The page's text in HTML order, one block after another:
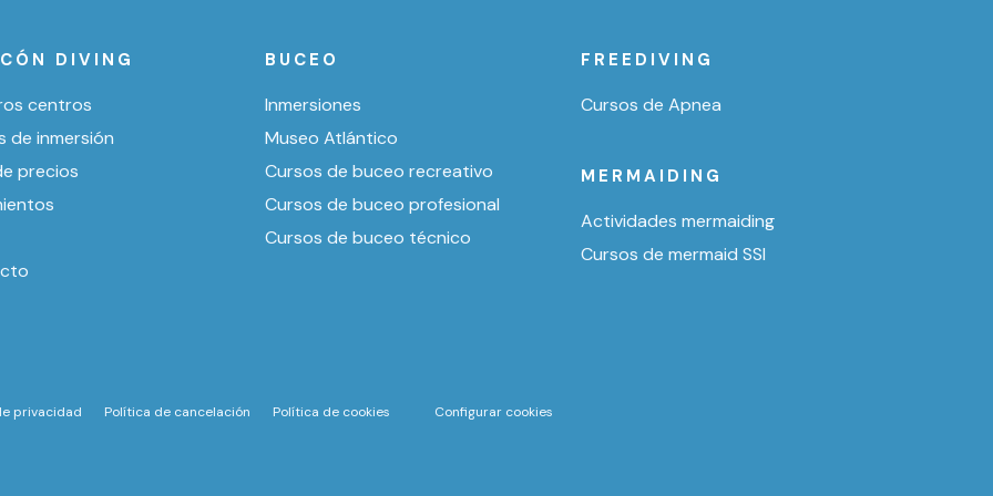
DIVING
centros
de inmersión
precios
BUCEO
Inmersiones
Museo Atlántico
Cursos de buceo recreativo
Cursos de buceo profesional
Cursos de buceo técnico
FREEDIVING
Cursos de Apnea
MERMAIDING
Actividades mermaiding
Cursos de mermaid SSI
privacidad Política de cancelación Política de cookies Configurar cookies